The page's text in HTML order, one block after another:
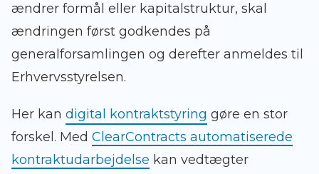
ændrer formål eller kapitalstruktur, skal
ændringen først godkendes på
generalforsamlingen og derefter anmeldes til
Erhvervsstyrelsen.
Her kan digital kontraktstyring gøre en stor
forskel. Med ClearContracts automatiserede
kontraktudarbejdelse kan vedtægter